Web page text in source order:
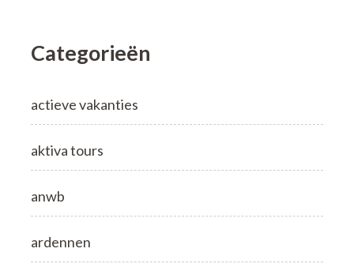
Categorieën
actieve vakanties
aktiva tours
anwb
ardennen